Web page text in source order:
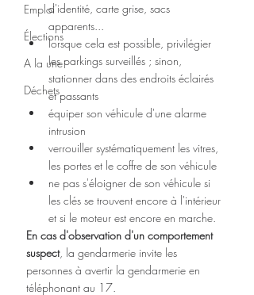
Emploi
Élections
A la une
Déchets
d'identité, carte grise, sacs
apparents...
lorsque cela est possible, privilégier
les parkings surveillés ; sinon,
stationner dans des endroits éclairés
et passants
équiper son véhicule d'une alarme
intrusion
verrouiller systématiquement les vitres,
les portes et le coffre de son véhicule
ne pas s'éloigner de son véhicule si
les clés se trouvent encore à l'intérieur
et si le moteur est encore en marche.
En cas d'observation d'un comportement
suspect, la gendarmerie invite les
personnes à avertir la gendarmerie en
téléphonant au 17.